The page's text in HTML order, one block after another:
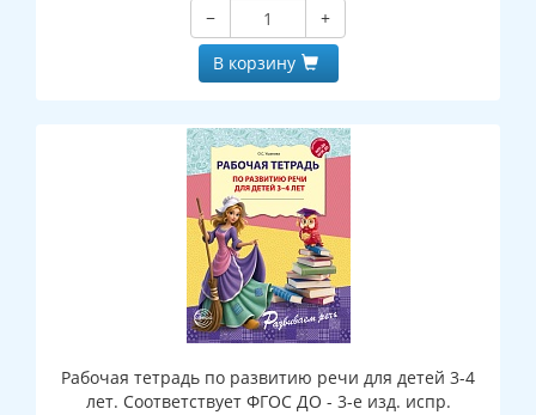
−
+
В корзину
Рабочая тетрадь по развитию речи для детей 3-4
лет. Соответствует ФГОС ДО - 3-е изд. испр.